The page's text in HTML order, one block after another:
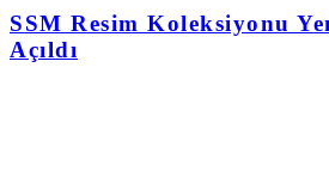
SSM Resim Koleksiyonu
Açıldı